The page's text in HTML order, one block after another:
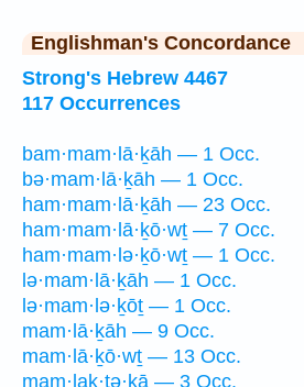
Englishman's Concordance
Strong's Hebrew 4467
117 Occurrences
bam·mam·lā·ḵāh — 1 Occ.
bə·mam·lā·ḵāh — 1 Occ.
ham·mam·lā·ḵāh — 23 Occ.
ham·mam·lā·ḵō·wṯ — 7 Occ.
ham·mam·lə·ḵō·wṯ — 1 Occ.
lə·mam·lā·ḵāh — 1 Occ.
lə·mam·lə·ḵōṯ — 1 Occ.
mam·lā·ḵāh — 9 Occ.
mam·lā·ḵō·wṯ — 13 Occ.
mam·laḵ·tə·ḵā — 3 Occ.